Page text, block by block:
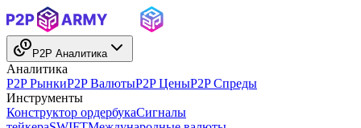
P2P Аналитика
Аналитика
P2P РынкиP2P ВалютыP2P ЦеныP2P Спреды
Инструменты
Конструктор ордербукаСигналы